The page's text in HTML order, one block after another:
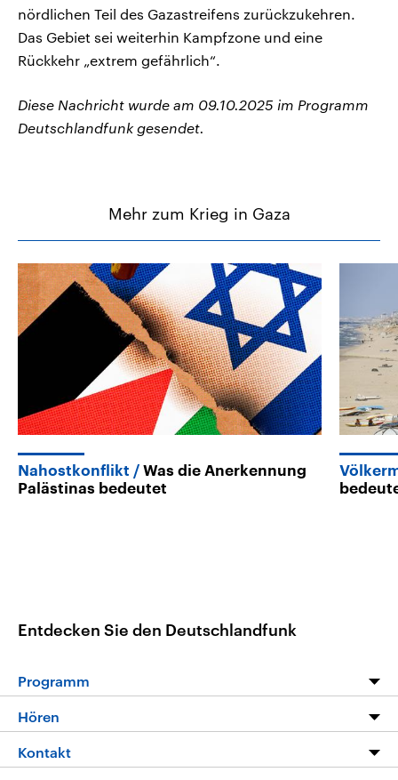
nördlichen Teil des Gazastreifens zurückzukehren.
Das Gebiet sei weiterhin Kampfzone und eine
Rückkehr „extrem gefährlich“.
Diese Nachricht wurde am 09.10.2025 im Programm
Deutschlandfunk gesendet.
Mehr zum Krieg in Gaza
Nahostkonflikt
Was die Anerkennung
Palästinas bedeutet
Entdecken Sie den Deutschlandfunk
Programm
Programm
Die Nachrichten
Hören
Livestream
Kontakt